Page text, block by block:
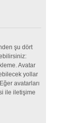
şu dört
Avatar
yollar
avatarları
ile iletişime